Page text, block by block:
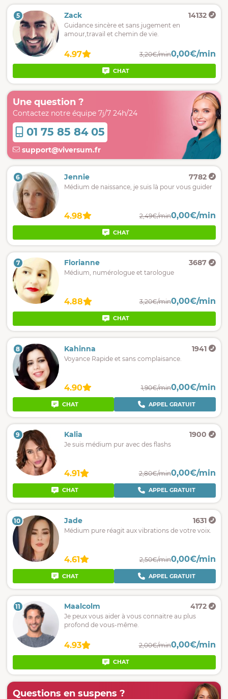
Une question ?
Contactez notre équipe 7j/7 24h/24
01 75 85 84 05
support@viversum.fr
Questions en suspens ?
5 Zack 14132
Guidance sincère et sans jugement en
amour,travail et chemin de vie.
4.97 3,20€/min0,00€/min
CHAT
6 Jennie 7782
Médium de naissance, je suis là pour vous guider
4.98 2,49€/min0,00€/min
CHAT
7 Florianne 3687
Médium, numérologue et tarologue
4.88 3,20€/min0,00€/min
CHAT
8 Kahinna 1941
Voyance Rapide et sans complaisance.
4.90 1,90€/min0,00€/min
CHAT APPEL GRATUIT
9 Kalia 1900
Je suis médium pur avec des flashs
4.91 2,80€/min0,00€/min
CHAT APPEL GRATUIT
10 Jade 1631
Médium pure réagit aux vibrations de votre voix.
4.61 2,50€/min0,00€/min
CHAT APPEL GRATUIT
11 Maalcolm 4172
Je peux vous aider à vous connaitre au plus
profond de vous-même.
4.93 2,00€/min0,00€/min
CHAT